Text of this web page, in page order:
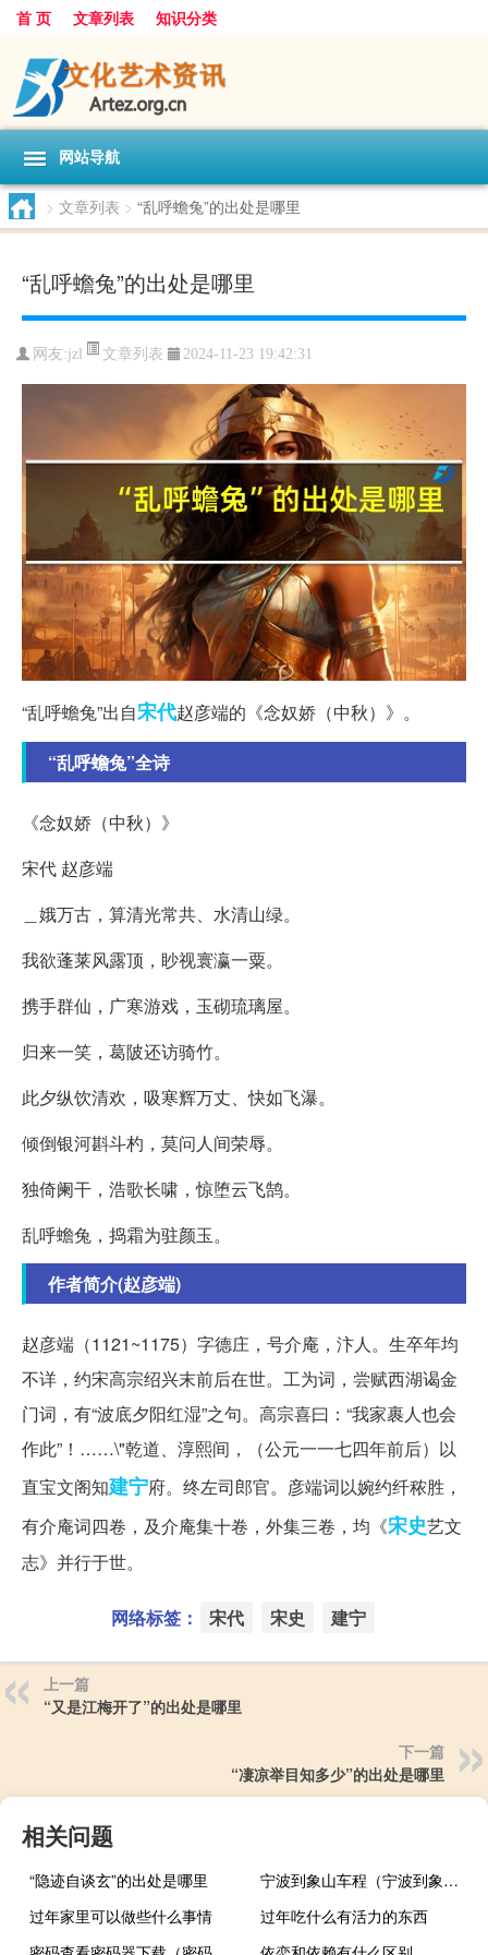
首 页 文章列表 知识分类
网站导航
> 文章列表 > “乱呼蟾兔”的出处是哪里
“乱呼蟾兔”的出处是哪里
网友:jzl 文章列表 2024-11-23 19:42:31
“乱呼蟾兔”出自宋代赵彦端的《念奴娇（中秋）》。
“乱呼蟾兔”全诗
《念奴娇（中秋）》
宋代 赵彦端
＿娥万古，算清光常共、水清山绿。
我欲蓬莱风露顶，眇视寰瀛一粟。
携手群仙，广寒游戏，玉砌琉璃屋。
归来一笑，葛陂还访骑竹。
此夕纵饮清欢，吸寒辉万丈、快如飞瀑。
倾倒银河斟斗杓，莫问人间荣辱。
独倚阑干，浩歌长啸，惊堕云飞鹄。
乱呼蟾兔，捣霜为驻颜玉。
作者简介(赵彦端)
赵彦端（1121~1175）字德庄，号介庵，汴人。生卒年均
不详，约宋高宗绍兴末前后在世。工为词，尝赋西湖谒金
门词，有“波底夕阳红湿”之句。高宗喜曰：“我家裹人也会
作此”！……\"乾道、淳熙间，（公元一一七四年前后）以
直宝文阁知建宁府。终左司郎官。彦端词以婉约纤秾胜，
有介庵词四卷，及介庵集十卷，外集三卷，均《宋史艺文
志》并行于世。
网络标签： 宋代 宋史 建宁
上一篇
“又是江梅开了”的出处是哪里
下一篇
“凄凉举目知多少”的出处是哪里
相关问题
“隐迹自谈玄”的出处是哪里
宁波到象山车程（宁波到象山汽车多久）
过年家里可以做些什么事情
过年吃什么有活力的东西